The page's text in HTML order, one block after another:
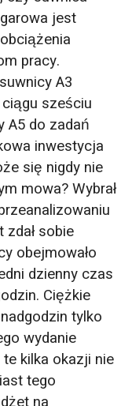
jest
pracy.
A3
sześciu
A5 do zadań
inwestycja
się nigdy nie
mowa? Wybrał
sobie
obejmowało
dzienny czas
Ciężkie
tylko
wydanie
kilka okazji nie
tego